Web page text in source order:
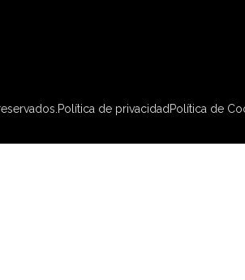
Política de privacidad Política de